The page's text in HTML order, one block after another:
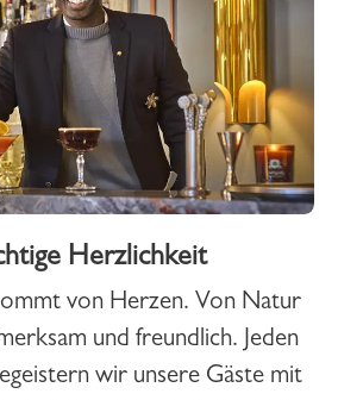
Herzlichkeit
von Herzen. Von Natur
und freundlich. Jeden
wir unsere Gäste mit